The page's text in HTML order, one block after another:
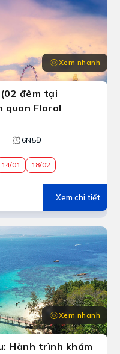
Xem nhanh
đêm tại
quan Floral
6N5Đ
14/01 18/02
Xem chi tiết
Xem nhanh
Hành trình khám